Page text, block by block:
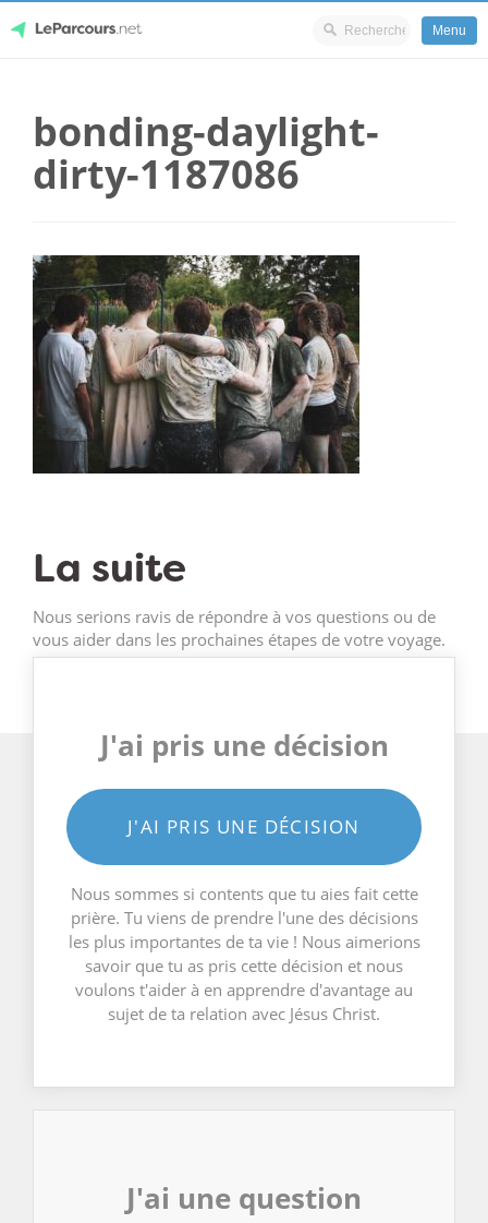
content
Menu
bonding-daylight-
dirty-1187086
La suite
Nous serions ravis de répondre à vos questions ou de
vous aider dans les prochaines étapes de votre voyage.
J'ai pris une décision
J'AI PRIS UNE DÉCISION
Nous sommes si contents que tu aies fait cette
prière. Tu viens de prendre l'une des décisions
les plus importantes de ta vie ! Nous aimerions
savoir que tu as pris cette décision et nous
voulons t'aider à en apprendre d'avantage au
sujet de ta relation avec Jésus Christ.
J'ai une question